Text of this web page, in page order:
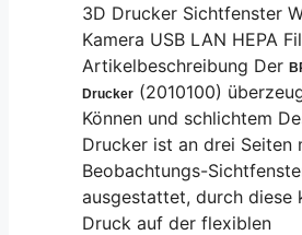
3D Drucker Sichtfenster
Kamera USB LAN HEPA
Artikelbeschreibung Der
Drucker (2010100)
Können und schlichtem
Drucker ist an drei Seiten
Beobachtungs-
ausgestattet, durch diese
Druck auf der flexiblen